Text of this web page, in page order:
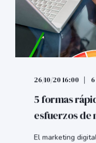
26/10/20 16:00
5 formas
esfuerzos de
El marketing